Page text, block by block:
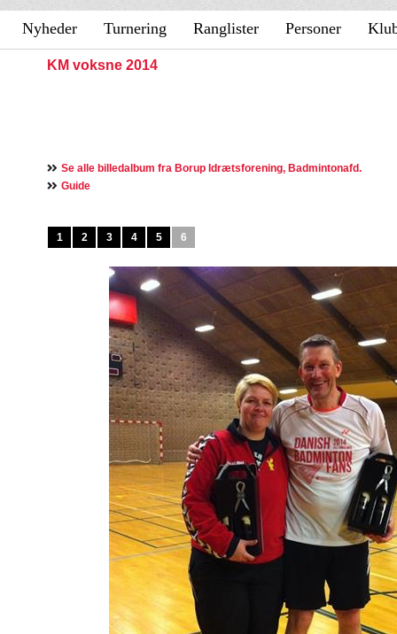
Nyheder Turnering Ranglister Personer
KM voksne 2014
Se alle billedalbum fra Borup Idrætsforening, Badmintonafd.
Guide
1 2 3 4 5 6